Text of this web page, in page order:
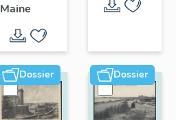
l'opération
d'inventaire
Maine
l'aire
Dossier Dossier